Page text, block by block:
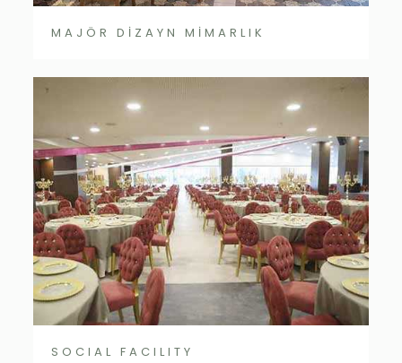
MAJÖR DİZAYN MİMARLIK
SOCIAL FACILITY